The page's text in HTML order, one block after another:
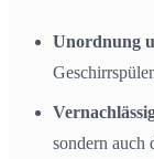
Unordnung
sondern auch